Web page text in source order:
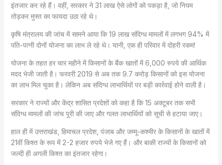
इंतजार कर रहे हैं। वहीं, सरकार ने 31 लाख ऐसे लोगों को पकड़ा है, जो नियम
तोड़कर मुफ्त का फायदा उठा रहे थे।
कृषि मंत्रालय की जांच में सामने आया कि 19 लाख संदिग्ध मामलों में लगभग 94% में
पति-पत्नी दोनों योजना का लाभ ले रहे थे। यानी, एक ही परिवार में दोहरी रकम!
योजना के तहत हर चार महीने में किसानों के बैंक खातों में 6,000 रुपये की आर्थिक
मदद भेजी जाती है। फरवरी 2019 से अब तक 9.7 करोड़ किसानों को इस योजना
का लाभ मिल चुका है। लेकिन अब संदिग्ध लाभार्थियों पर बड़ी कार्रवाई होने वाली है।
सरकार ने राज्यों और केंद्र शासित प्रदेशों को कहा है कि 15 अक्टूबर तक सभी
संदिग्ध मामलों की जांच पूरी की जाए और गलत लाभार्थियों को सूची से हटाया जाए।
हाल ही में उत्तराखंड, हिमाचल प्रदेश, पंजाब और जम्मू-कश्मीर के किसानों के खातों में
21वीं किश्त के रूप में 2-2 हजार रुपये भेजे गए हैं। और बाकी राज्यों के किसानों को
जल्दी ही अगली किश्त का इंतजार रहेगा।